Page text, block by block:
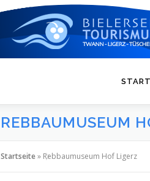
START
REBBAUMUSEUM
Startseite» Rebbaumuseum Hof Ligerz